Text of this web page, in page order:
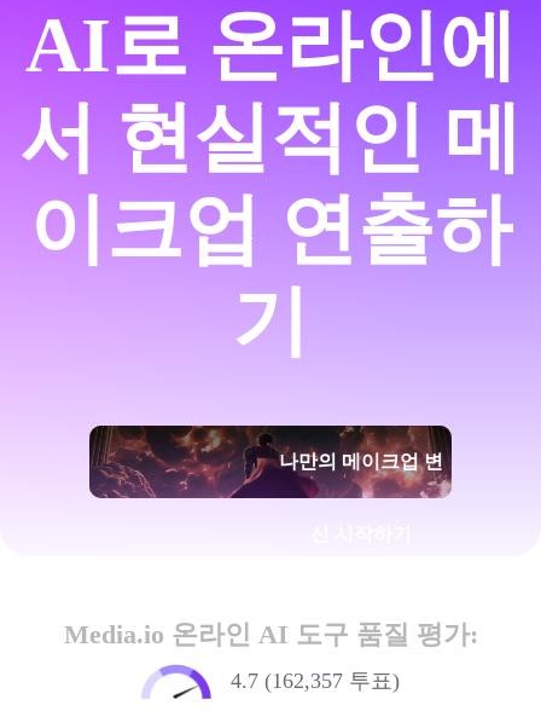
AI로 온라인에
서 현실적인 메
이크업 연출하
기
나만의 메이크업 변
Media.io 온라인 AI 도구 품질 평가:
4.7 (162,357 투표)